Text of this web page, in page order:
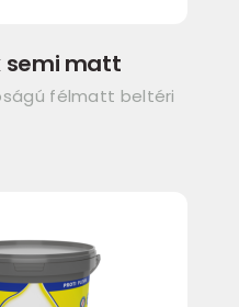
semi matt
félmatt beltéri